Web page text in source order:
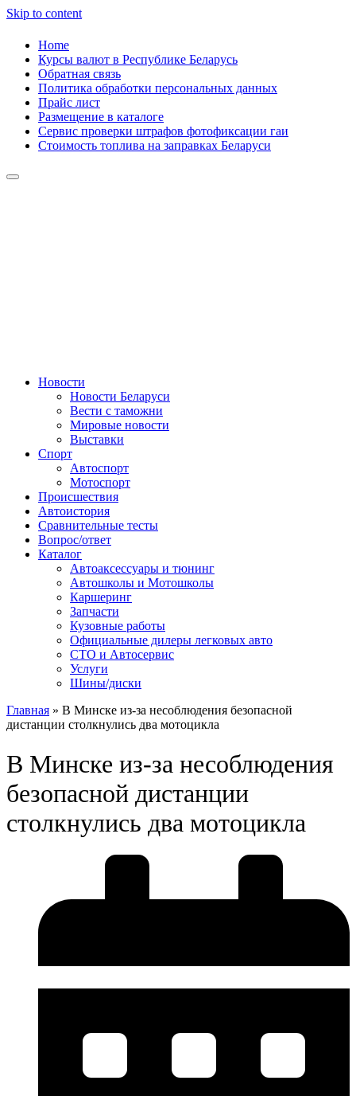
Skip to content
Home
Курсы валют в Республике Беларусь
Обратная связь
Политика обработки персональных данных
Прайс лист
Размещение в каталоге
Сервис проверки штрафов фотофиксации гаи
Стоимость топлива на заправках Беларуси
Сайт про автомобили
Новости
Новости Беларуси
Вести с таможни
Мировые новости
Выставки
Спорт
Автоспорт
Мотоспорт
Происшествия
Автоистория
Сравнительные тесты
Вопрос/ответ
Каталог
Автоакcессуары и тюнинг
Автошколы и Мотошколы
Каршеринг
Запчасти
Кузовные работы
Официальные дилеры легковых авто
СТО и Автосервис
Услуги
Шины/диски
Главная » В Минске из-за несоблюдения безопасной
дистанции столкнулись два мотоцикла
В Минске из-за несоблюдения
безопасной дистанции
столкнулись два мотоцикла